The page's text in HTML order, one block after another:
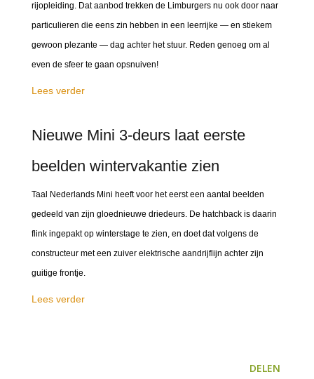
rijopleiding. Dat aanbod trekken de Limburgers nu ook door naar
particulieren die eens zin hebben in een leerrijke — en stiekem
gewoon plezante — dag achter het stuur. Reden genoeg om al
even de sfeer te gaan opsnuiven!
Lees verder
Nieuwe Mini 3-deurs laat eerste
beelden wintervakantie zien
Taal Nederlands Mini heeft voor het eerst een aantal beelden
gedeeld van zijn gloednieuwe driedeurs. De hatchback is daarin
flink ingepakt op winterstage te zien, en doet dat volgens de
constructeur met een zuiver elektrische aandrijflijn achter zijn
guitige frontje.
Lees verder
DELEN